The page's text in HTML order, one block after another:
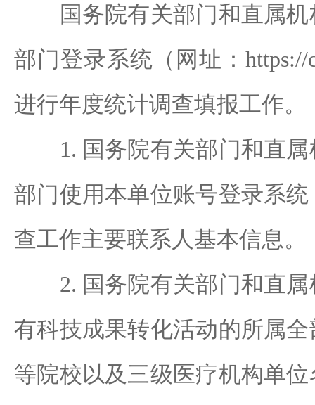
国务院有关部门和直属机
部门登录系统（网址：https://
进行年度统计调查填报工作。
1. 国务院有关部门和直属
部门使用本单位账号登录系
查工作主要联系人基本信息。
2. 国务院有关部门和直属
有科技成果转化活动的所属
等院校以及三级医疗机构单